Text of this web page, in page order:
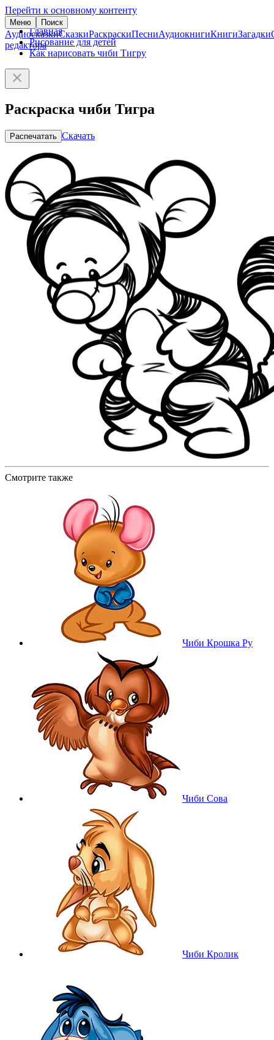
Перейти к основному контенту
Меню Поиск
АудиосказкиСказкиРаскраскиПесниАудиокнигиКнигиЗагадки
редактора
Главная
Рисование для детей
Как нарисовать чиби Тигру
Раскраска чиби Тигра
Распечатать Скачать
Смотрите также
Чиби Крошка Ру
Чиби Сова
Чиби Кролик